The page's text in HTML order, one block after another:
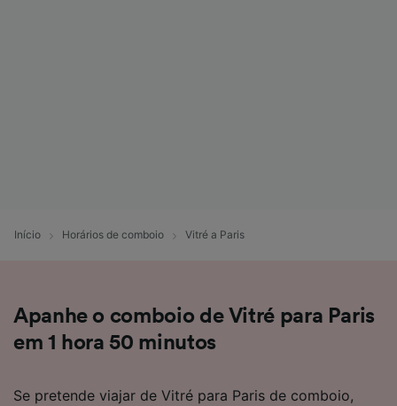
Início Horários de comboio Vitré a Paris
Apanhe o comboio de Vitré para Paris
em 1 hora 50 minutos
Se pretende viajar de Vitré para Paris de comboio,